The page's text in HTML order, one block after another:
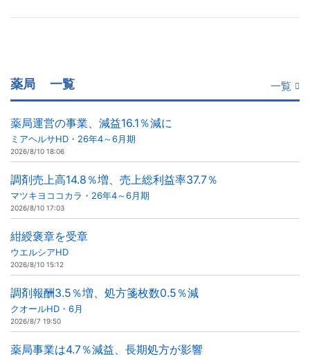
薬局 一覧 一覧
薬局運営の事業、減益16.1％減に
ミアヘルサHD・26年4～6月期
2026/8/10 18:06
調剤売上高14.8％増、売上総利益率37.7％
マツキヨココカラ・26年4～6月期
2026/8/10 17:03
紺綬褒章を受章
ウエルシアHD
2026/8/10 15:12
調剤報酬3.5％増、処方箋枚数0.5％減
クオールHD・6月
2026/8/7 19:50
薬局事業は4.7％減益、長期処方が影響